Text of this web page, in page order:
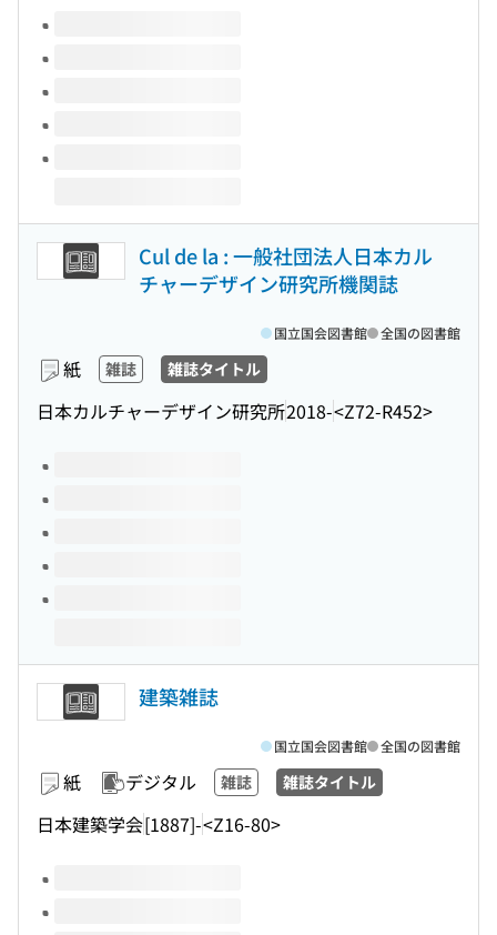
このタイトルの巻号
Cul de la : 一般社団法人日本カル
チャーデザイン研究所機関誌
紙 雑誌 雑誌タイトル
日本カルチャーデザイン研究所2018-<Z72-R452>
国立国会図書館 全国の図書館
このタイトルの巻号
建築雑誌
紙 デジタル 雑誌 雑誌タイトル
日本建築学会[1887]-<Z16-80>
国立国会図書館 全国の図書館
このタイトルの巻号